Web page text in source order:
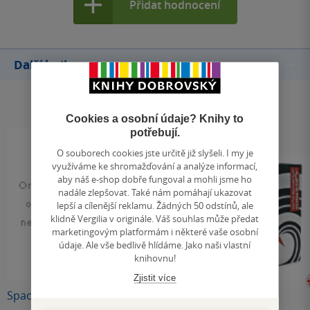
Přidat hodnocení
Další knihy autora
Spacecraft 2
Cookies a osobní údaje? Knihy to
potřebují.
O souborech cookies jste určitě již slyšeli. I my je
využíváme ke shromažďování a analýze informací,
aby náš e-shop dobře fungoval a mohli jsme ho
nadále zlepšovat. Také nám pomáhají ukazovat
lepší a cílenější reklamu. Žádných 50 odstínů, ale
klidně Vergilia v originále. Váš souhlas může předat
marketingovým platformám i některé vaše osobní
údaje. Ale vše bedlivě hlídáme. Jako naši vlastní
knihovnu!
Zjistit více